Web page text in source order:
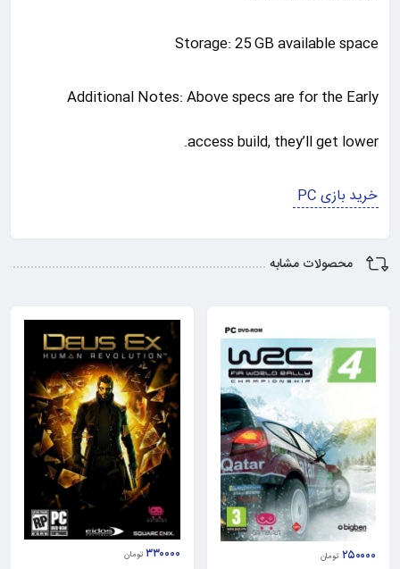
Storage: 25 GB available space
Additional Notes: Above specs are for the Early
access build, they’ll get lower.
خرید بازی PC
محصولات مشابه
۲۵۰۰۰۰ تومان ۳۳۰۰۰۰ تومان